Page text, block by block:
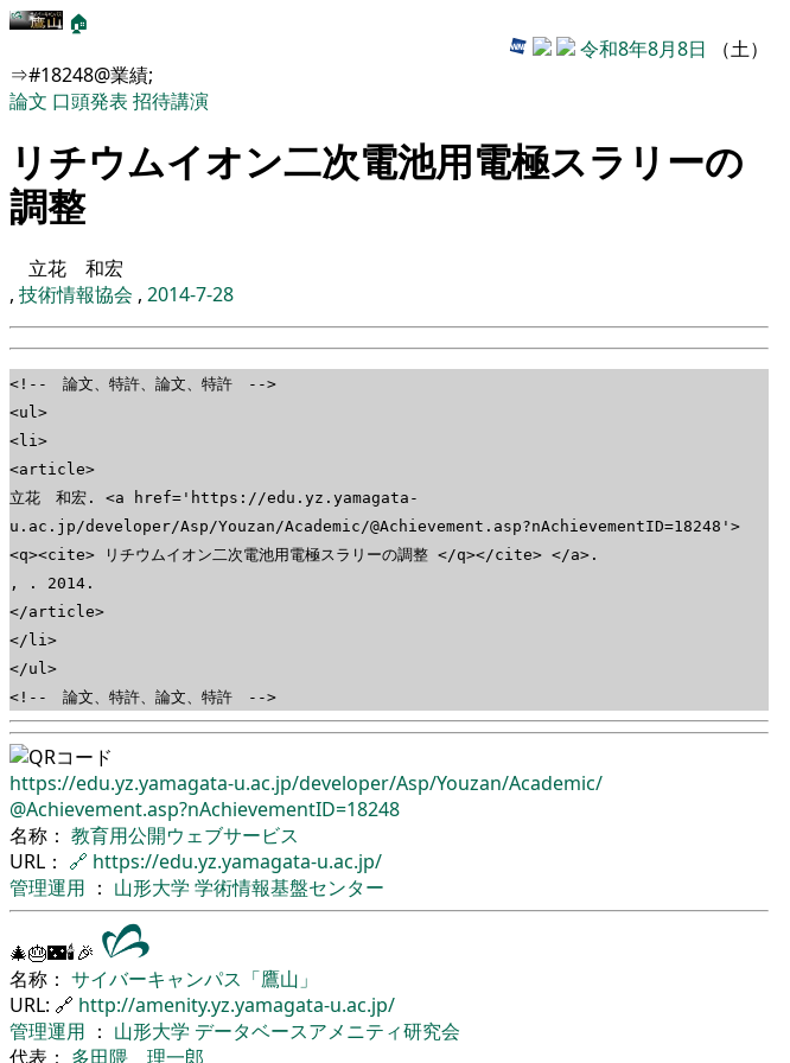
🏠
令和8年8月8日 （土）
⇒#18248@業績;
論文 口頭発表 招待講演
リチウムイオン二次電池用電極スラリーの
調整
立花 和宏
, 技術情報協会 , 2014-7-28
<!-- 論文、特許、論文、特許 -->
<ul>
<li>
<article>
立花 和宏. <a href='https://edu.yz.yamagata-
u.ac.jp/developer/Asp/Youzan/Academic/@Achievement.asp?nAchievementID=18248'>
<q><cite> リチウムイオン二次電池用電極スラリーの調整 </q></cite> </a>.
, . 2014.
</article>
</li>
</ul>
<!-- 論文、特許、論文、特許 -->
https://edu.yz.yamagata-u.ac.jp/developer/Asp/Youzan/Academic/
@Achievement.asp?nAchievementID=18248
名称： 教育用公開ウェブサービス
URL： 🔗 https://edu.yz.yamagata-u.ac.jp/
管理運用 ： 山形大学 学術情報基盤センター
🎄🎂🌃🕯🎉
名称： サイバーキャンパス「鷹山」
URL: 🔗 http://amenity.yz.yamagata-u.ac.jp/
管理運用 ： 山形大学 データベースアメニティ研究会
代表： 多田隈 理一郎